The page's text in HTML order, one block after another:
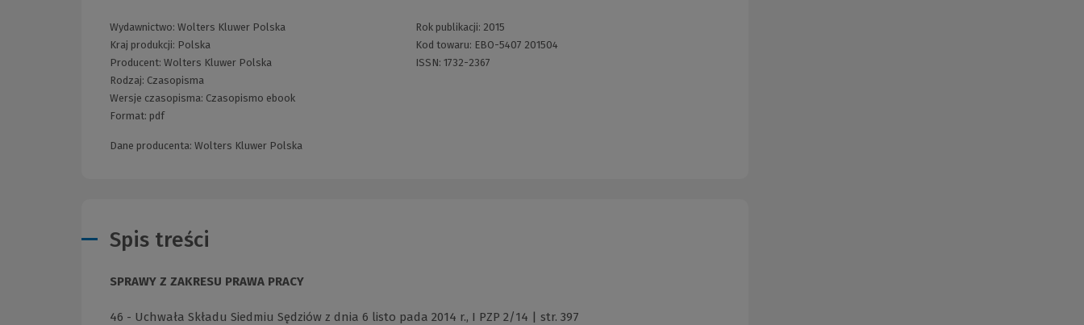
Wydawnictwo: Wolters Kluwer Polska
Kraj produkcji: Polska
Producent: Wolters Kluwer Polska
Rodzaj: Czasopisma
Wersje czasopisma: Czasopismo ebook
Format: pdf
Rok publikacji: 2015
Kod towaru: EBO-5407 201504
ISSN: 1732-2367
Dane producenta: Wolters Kluwer Polska
Spis treści
SPRAWY Z ZAKRESU PRAWA PRACY
46 - Uchwała Składu Siedmiu Sędziów z dnia 6 listo pada 2014 r., I PZP 2/14 | str. 397